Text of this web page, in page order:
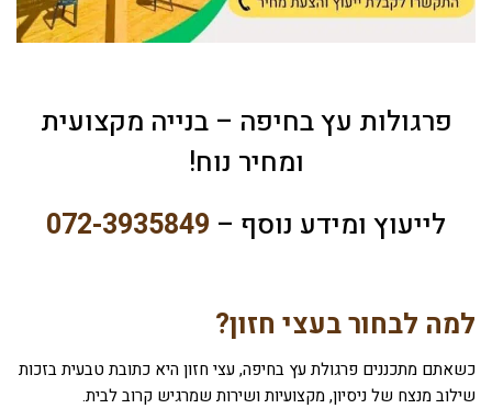
פרגולות עץ בחיפה – בנייה מקצועית
ומחיר נוח!
לייעוץ ומידע נוסף –
072-3935849
למה לבחור בעצי חזון?
כשאתם מתכננים פרגולת עץ בחיפה, עצי חזון היא כתובת טבעית בזכות
שילוב מנצח של ניסיון, מקצועיות ושירות שמרגיש קרוב לבית.